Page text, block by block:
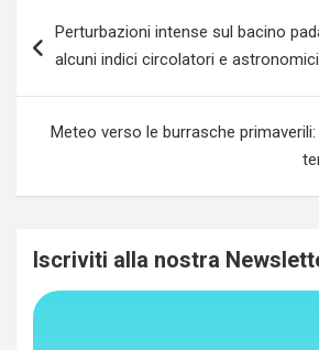
articoli
Perturbazioni intense sul bacino
alcuni indici circolatori e astronomici
Meteo verso le burrasche
Iscriviti alla nostra